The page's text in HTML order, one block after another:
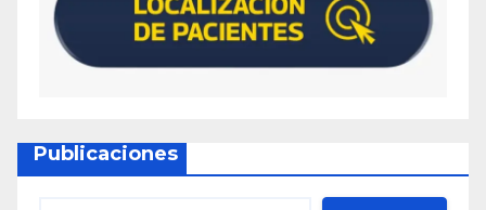
Publicaciones